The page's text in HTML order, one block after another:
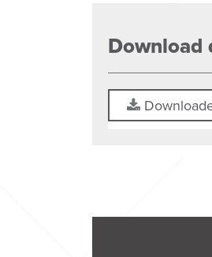
Download